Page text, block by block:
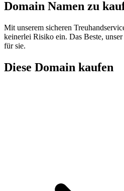
Domain Namen zu
Mit unserem sicheren
keinerlei Risiko ein. Das Beste,
für sie.
Diese Domain kaufen